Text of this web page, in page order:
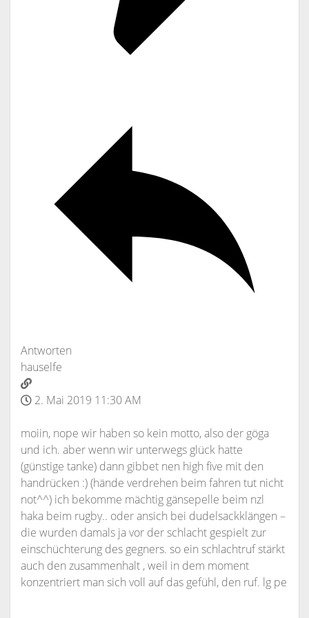
Antworten
hauselfe
2. Mai 2019 11:30 AM
moiin, nope wir haben so kein motto, also der göga
und ich. aber wenn wir unterwegs glück hatte
(günstige tanke) dann gibbet nen high five mit den
handrücken :) (hände verdrehen beim fahren tut nicht
not^^) ich bekomme mächtig gänsepelle beim nzl
haka beim rugby.. oder ansich bei dudelsackklängen –
die wurden damals ja vor der schlacht gespielt zur
einschüchterung des gegners. so ein schlachtruf stärkt
auch den zusammenhalt , weil in dem moment
konzentriert man sich voll auf das gefühl, den ruf. lg pe